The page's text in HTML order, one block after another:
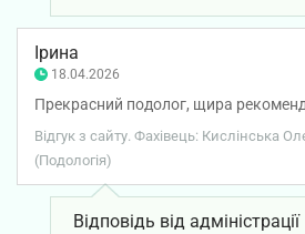
уважність та комфорт у
Ірина
18.04.2026
Прекрасний подолог, щира
Відгук з сайту. Фахівець: Кислінська
(Подологія)
Відповідь від адміністрації